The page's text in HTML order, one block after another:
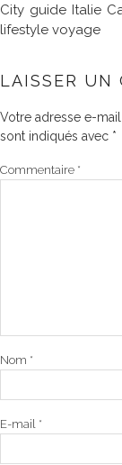
City guide Italie
lifestyle voyage
LAISSER UN
Votre adresse e-
sont indiqués avec *
Commentaire *
Nom *
E-mail *